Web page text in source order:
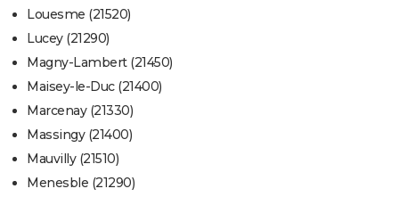
Louesme (21520)
Lucey (21290)
Magny-Lambert (21450)
Maisey-le-Duc (21400)
Marcenay (21330)
Massingy (21400)
Mauvilly (21510)
Menesble (21290)